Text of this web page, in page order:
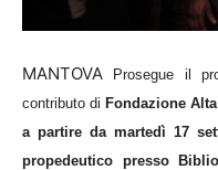
MANTOVA Prosegue il
contributo di Fondazione
a partire da martedì 17
propedeutico presso